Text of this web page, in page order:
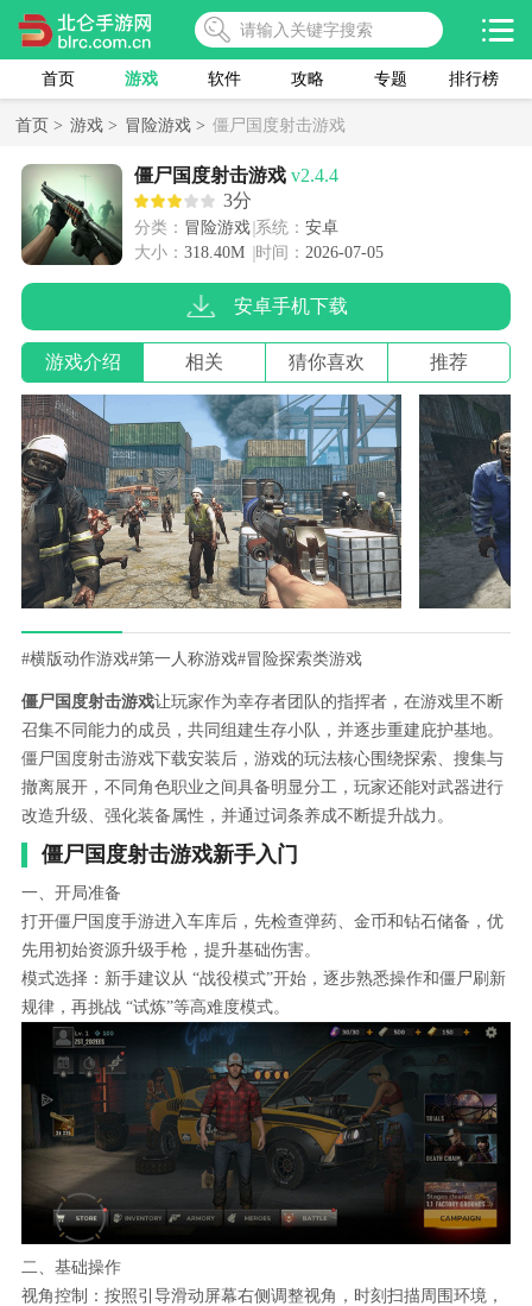
首页 游戏 软件 攻略 专题 排行榜
首页 > 游戏 > 冒险游戏 > 僵尸国度射击游戏
僵尸国度射击游戏 v2.4.4
3分
分类： 冒险游戏 系统： 安卓
大小： 318.40M 时间： 2026-07-05
安卓手机下载
游戏介绍 相关 猜你喜欢 推荐
#横版动作游戏#第一人称游戏#冒险探索类游戏
僵尸国度射击游戏让玩家作为幸存者团队的指挥者，在游戏里不断
召集不同能力的成员，共同组建生存小队，并逐步重建庇护基地。
僵尸国度射击游戏下载安装后，游戏的玩法核心围绕探索、搜集与
撤离展开，不同角色职业之间具备明显分工，玩家还能对武器进行
改造升级、强化装备属性，并通过词条养成不断提升战力。
僵尸国度射击游戏新手入门
一、开局准备
打开僵尸国度手游进入车库后，先检查弹药、金币和钻石储备，优
先用初始资源升级手枪，提升基础伤害。
模式选择：新手建议从 “战役模式”开始，逐步熟悉操作和僵尸刷新
规律，再挑战 “试炼”等高难度模式。
二、基础操作
视角控制：按照引导滑动屏幕右侧调整视角，时刻扫描周围环境，